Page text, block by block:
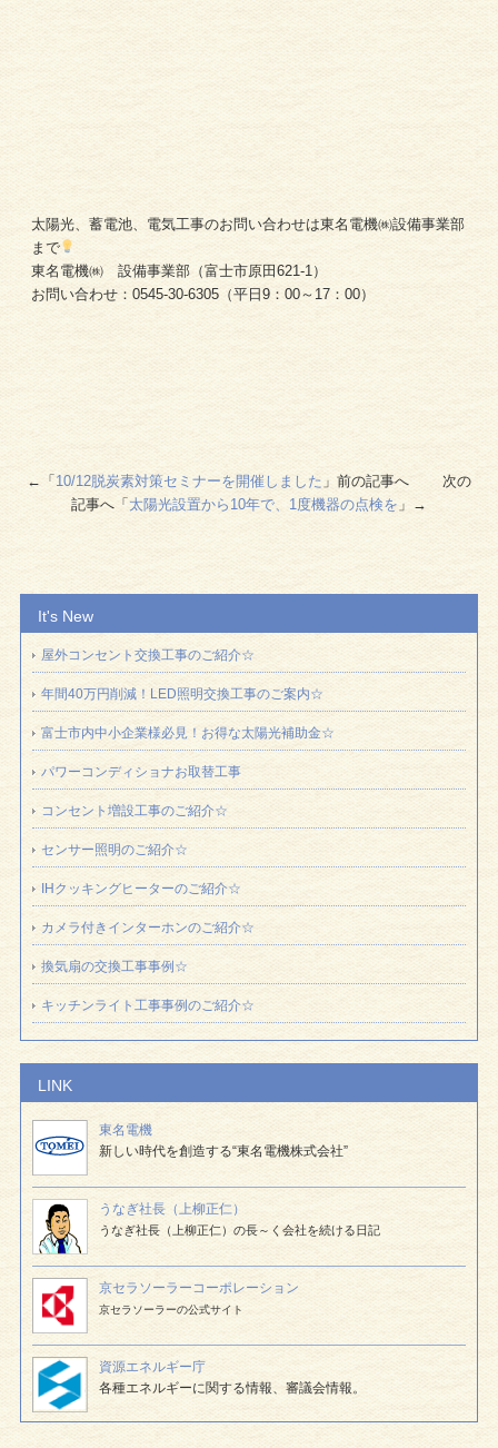
太陽光、蓄電池、電気工事のお問い合わせは東名電機㈱設備事業部
まで
東名電機㈱ 設備事業部（富士市原田621-1）
お問い合わせ：0545-30-6305（平日9：00～17：00）
←「 10/12脱炭素対策セミナーを開催しました 」前の記事へ 次の
記事へ「 太陽光設置から10年で、1度機器の点検を 」→
It's New
屋外コンセント交換工事のご紹介☆
年間40万円削減！LED照明交換工事のご案内☆
富士市内中小企業様必見！お得な太陽光補助金☆
パワーコンディショナお取替工事
コンセント増設工事のご紹介☆
センサー照明のご紹介☆
IHクッキングヒーターのご紹介☆
カメラ付きインターホンのご紹介☆
換気扇の交換工事事例☆
キッチンライト工事事例のご紹介☆
LINK
東名電機
新しい時代を創造する“東名電機株式会社”
うなぎ社長（上柳正仁）
うなぎ社長（上柳正仁）の長～く会社を続ける日記
京セラソーラー コーポレーション
京セラソーラーの公式サイト
資源エネルギー庁
各種エネルギーに関する情報、審議会情報。